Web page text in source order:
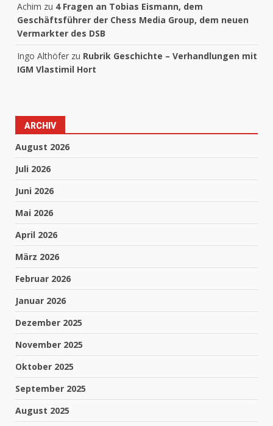
Achim zu 4 Fragen an Tobias Eismann, dem
Geschäftsführer der Chess Media Group, dem neuen
Vermarkter des DSB
Ingo Althöfer zu Rubrik Geschichte – Verhandlungen mit
IGM Vlastimil Hort
ARCHIV
August 2026
Juli 2026
Juni 2026
Mai 2026
April 2026
März 2026
Februar 2026
Januar 2026
Dezember 2025
November 2025
Oktober 2025
September 2025
August 2025